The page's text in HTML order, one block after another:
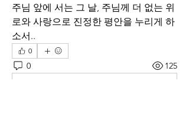
주님 앞에 서는 그 날, 주님께 더 없는 위
로와 사랑으로 진정한 평안을 누리게 하
소서..
0
0 125